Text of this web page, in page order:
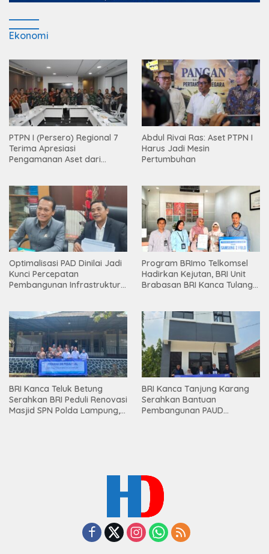
Ekonomi
PTPN I (Persero) Regional 7
Terima Apresiasi
Pengamanan Aset dari
Abdul Rivai Ras: Aset PTPN I
Harus Jadi Mesin
Pertumbuhan
Optimalisasi PAD Dinilai Jadi
Kunci Percepatan
Pembangunan Infrastruktur
Program BRImo Telkomsel
Hadirkan Kejutan, BRI Unit
Brabasan BRI Kanca Tulang
Mesuji
BRI Kanca Teluk Betung
Serahkan BRI Peduli Renovasi
Masjid SPN Polda Lampung,
BRI Kanca Tanjung Karang
Serahkan Bantuan
Pembangunan PAUD